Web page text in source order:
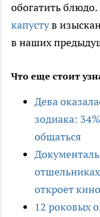
обогатить
капустув
в наших
Что еще стоит
Дева
зодиака:
общаться
откроет
12 роковых